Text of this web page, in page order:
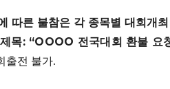
따른 불참은 각 종목별 대회개
목: “OOOO 전국대회 환불 요
출전 불가.